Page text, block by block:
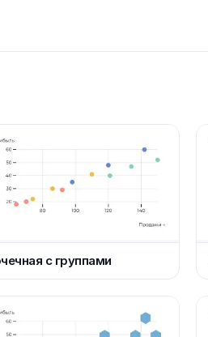
с группами